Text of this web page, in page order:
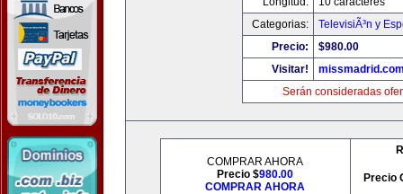
Categorias:
TelevisiÃ³n y
Precio:
$980.00
Visitar!
Serán consideradas
COMPRAR AHORA
Precio $980.00
COMPRAR AHORA
Precio